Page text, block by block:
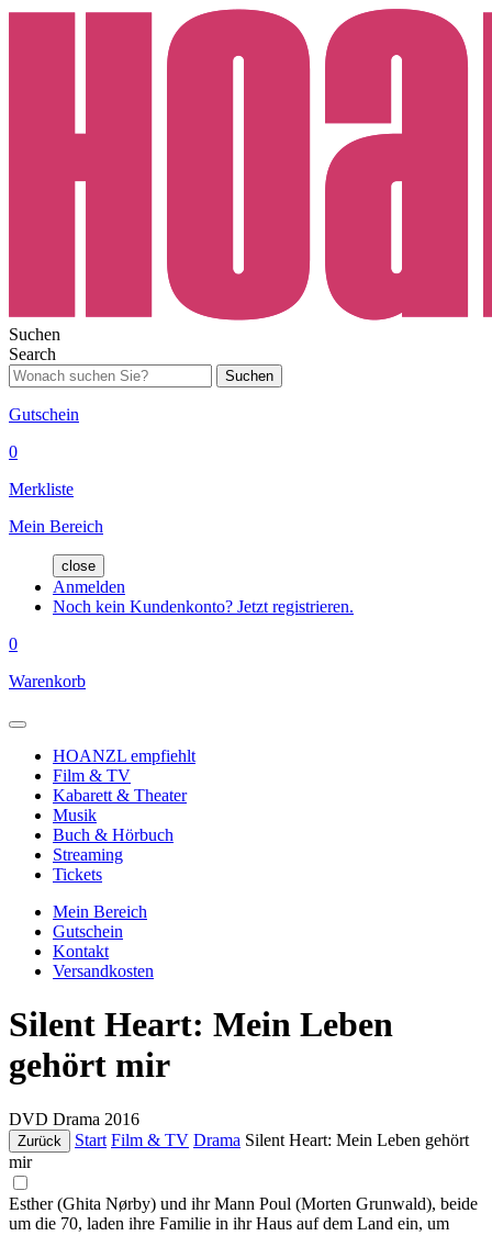
Suchen
Search
Suchen
Gutschein
0
Merkliste
Mein Bereich
close
Anmelden
Noch kein Kundenkonto? Jetzt registrieren.
0
Warenkorb
HOANZL empfiehlt
Film & TV
Kabarett & Theater
Musik
Buch & Hörbuch
Streaming
Tickets
Mein Bereich
Gutschein
Kontakt
Versandkosten
Silent Heart: Mein Leben
gehört mir
DVD Drama 2016
Zurück Start Film & TV Drama Silent Heart: Mein Leben gehört
mir
Esther (Ghita Nørby) und ihr Mann Poul (Morten Grunwald), beide
um die 70, laden ihre Familie in ihr Haus auf dem Land ein, um